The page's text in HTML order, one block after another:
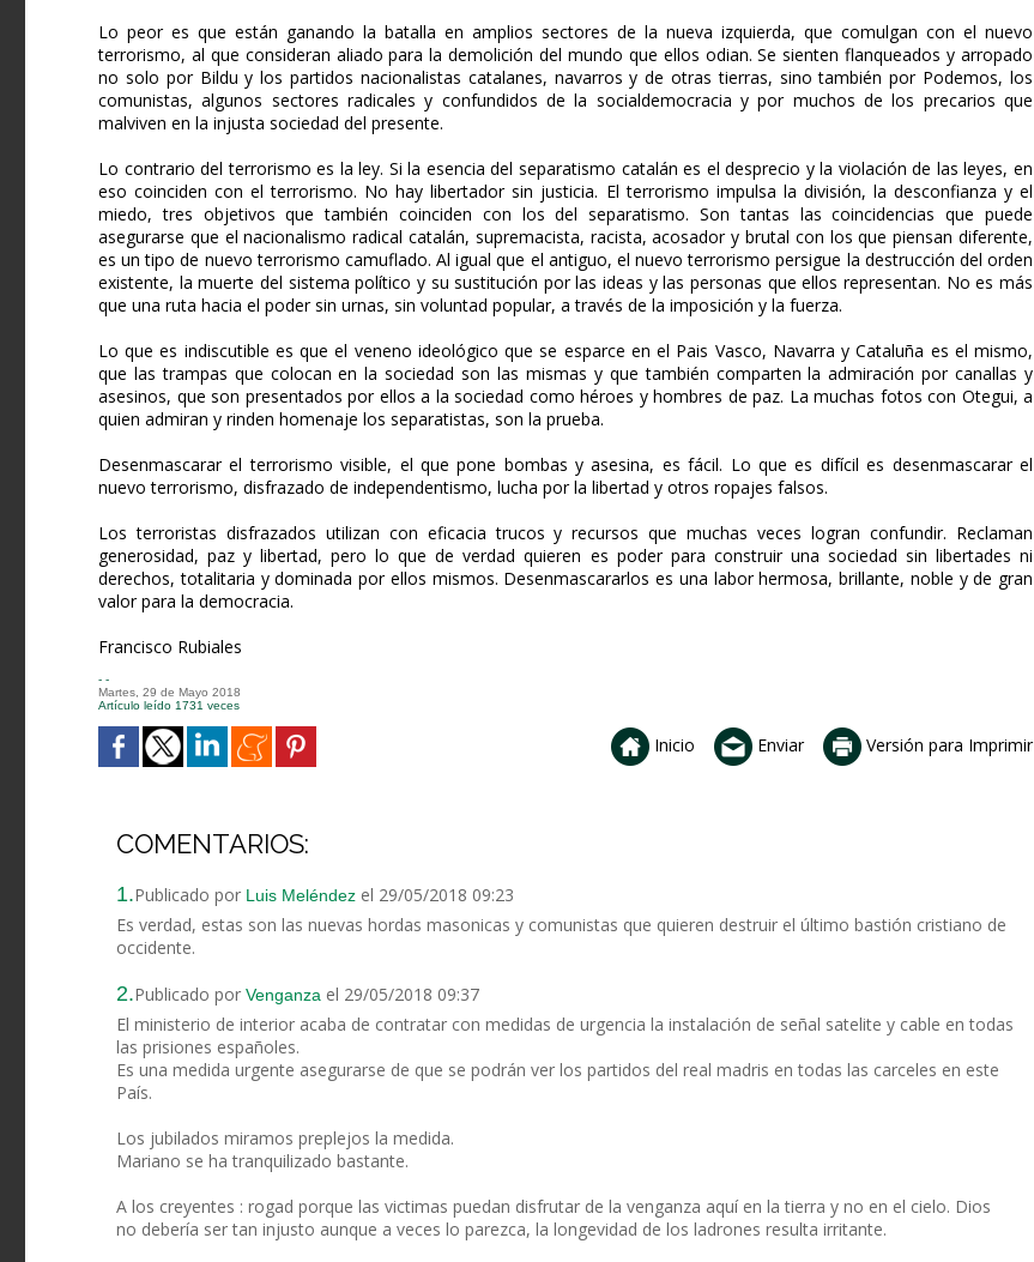
Lo peor es que están ganando la batalla en amplios sectores de la nueva izquierda, que comulgan con el nuevo
terrorismo, al que consideran aliado para la demolición del mundo que ellos odian. Se sienten flanqueados y arropado
no solo por Bildu y los partidos nacionalistas catalanes, navarros y de otras tierras, sino también por Podemos, los
comunistas, algunos sectores radicales y confundidos de la socialdemocracia y por muchos de los precarios que
malviven en la injusta sociedad del presente.
Lo contrario del terrorismo es la ley. Si la esencia del separatismo catalán es el desprecio y la violación de las leyes, en
eso coinciden con el terrorismo. No hay libertador sin justicia. El terrorismo impulsa la división, la desconfianza y el
miedo, tres objetivos que también coinciden con los del separatismo. Son tantas las coincidencias que puede
asegurarse que el nacionalismo radical catalán, supremacista, racista, acosador y brutal con los que piensan diferente,
es un tipo de nuevo terrorismo camuflado. Al igual que el antiguo, el nuevo terrorismo persigue la destrucción del orden
existente, la muerte del sistema político y su sustitución por las ideas y las personas que ellos representan. No es más
que una ruta hacia el poder sin urnas, sin voluntad popular, a través de la imposición y la fuerza.
Lo que es indiscutible es que el veneno ideológico que se esparce en el Pais Vasco, Navarra y Cataluña es el mismo,
que las trampas que colocan en la sociedad son las mismas y que también comparten la admiración por canallas y
asesinos, que son presentados por ellos a la sociedad como héroes y hombres de paz. La muchas fotos con Otegui, a
quien admiran y rinden homenaje los separatistas, son la prueba.
Desenmascarar el terrorismo visible, el que pone bombas y asesina, es fácil. Lo que es difícil es desenmascarar el
nuevo terrorismo, disfrazado de independentismo, lucha por la libertad y otros ropajes falsos.
Los terroristas disfrazados utilizan con eficacia trucos y recursos que muchas veces logran confundir. Reclaman
generosidad, paz y libertad, pero lo que de verdad quieren es poder para construir una sociedad sin libertades ni
derechos, totalitaria y dominada por ellos mismos. Desenmascararlos es una labor hermosa, brillante, noble y de gran
valor para la democracia.
Francisco Rubiales
- -
Martes, 29 de Mayo 2018
Artículo leído 1731 veces
Inicio Enviar Versión para Imprimir
COMENTARIOS:
1.Publicado por Luis Meléndez el 29/05/2018 09:23
Es verdad, estas son las nuevas hordas masonicas y comunistas que quieren destruir el último bastión cristiano de
occidente.
2.Publicado por Venganza el 29/05/2018 09:37
El ministerio de interior acaba de contratar con medidas de urgencia la instalación de señal satelite y cable en todas
las prisiones españoles.
Es una medida urgente asegurarse de que se podrán ver los partidos del real madris en todas las carceles en este
País.
Los jubilados miramos preplejos la medida.
Mariano se ha tranquilizado bastante.
A los creyentes : rogad porque las victimas puedan disfrutar de la venganza aquí en la tierra y no en el cielo. Dios
no debería ser tan injusto aunque a veces lo parezca, la longevidad de los ladrones resulta irritante.